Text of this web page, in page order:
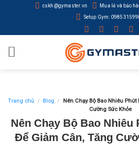
cskh@gymaster.vn Mua lẻ và bảo
Setup Gym:
Trang chủ / Blog /
Nên Chạy Bộ Bao Nhiêu
Cường Sức Khỏe
Nên Chạy Bộ Bao Nhiêu
Để Giảm Cân, Tăng